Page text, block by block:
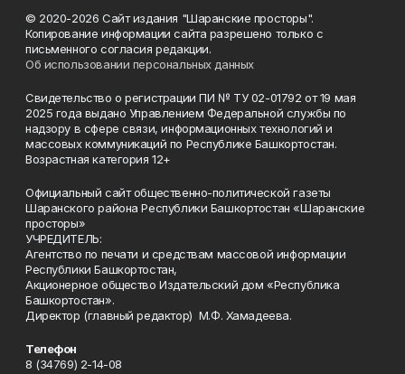
© 2020-2026 Сайт издания "Шаранские просторы".
Копирование информации сайта разрешено только с
письменного согласия редакции.
Об использовании персональных данных
Свидетельство о регистрации ПИ № ТУ 02-01792 от 19 мая
2025 года выдано Управлением Федеральной службы по
надзору в сфере связи, информационных технологий и
массовых коммуникаций по Республике Башкортостан.
Возрастная категория 12+
Официальный сайт общественно-политической газеты
Шаранского района Республики Башкортостан «Шаранские
просторы»
УЧРЕДИТЕЛЬ:
Агентство по печати и средствам массовой информации
Республики Башкортостан,
Акционерное общество Издательский дом «Республика
Башкортостан».
Директор (главный редактор) М.Ф. Хамадеева.
Телефон
8 (34769) 2-14-08